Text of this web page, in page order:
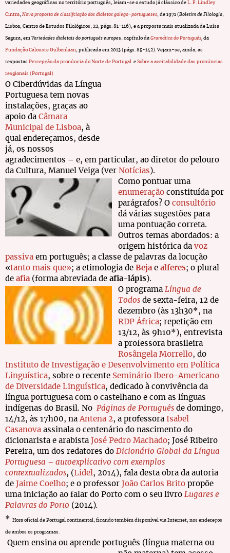
variedades geográficas no território português, leiam-se o estudo já clássico de L. F. Lindley
Cintra, Nova proposta de classifciação dos dialetos galego-portugueses, de 1971 ( Boletim de Filologia,
Lisboa, Centro de Estudos Filológicos, 22, págs. 81-116), e a proposta mais atualizada de Luísa
Segura, em Variedades dialetais do português europeu, capítulo da Gramática do Português, da
Fundação Calouste Gulbenkian, publicada em 2013 (págs. 85-142). Vejam-se, ainda, as
respostas Percepção da pronúncia do Norte de Portugal e Sobre a aceitabilidade das pronúncias
resgionais (Portugal)
O Ciberdúvidas da Língua
Portuguesa tem novas
instalações, graças ao
apoio da Câmara
Municipal de Lisboa, à
qual endereçamos, desde
já, os nossos
agradecimentos – e, em particular, ao diretor do pelouro
da Cultura, Manuel Veiga (ver Notícias ).
Como pontuar uma
enumeração constituída por
parágrafos? O consultório
dá várias sugestões para
uma pontuação correta.
Outros temas abordados: a
origem histórica da voz
passiva em português; a classe de palavras da locução
«tanto mais que»; a etimologia de Bejae alferes; o plural
de afia(forma abreviada de afia-lápis).
O programa Língua de
Todos de sexta-feira, 12 de
dezembro (às 13h30*, na
RDP África; repetição em
13/12, às 9h10*), entrevista
a professora brasileira
Rosângela Morrello, do
Instituto de Investigação e Desenvolvimento em Política
Linguística, sobre o recente Seminário Ibero-Americano
de Diversidade Linguística, dedicado à convivência da
língua portuguesa com o castelhano e com as línguas
indígenas do Brasil. No Páginas de Português de domingo,
14/12, às 17h00, naAntena 2, a professora Isabel
Casanova assinala o centenário do nascimento do
dicionarista e arabista José Pedro Machado; José Ribeiro
Pereira, um dos redatores do Dicionário Global da Língua
Portuguesa – autoexplicativo com exemplos
contextualizados, (Lidel, 2014), fala desta obra da autoria
de Jaime Coelho; e o professor João Carlos Brito propõe
uma iniciação ao falar do Porto com o seu livro Lugares e
Palavras do Porto (2014).
* Hora oficial de Portugal continental, ficando também disponível via Internet, nos endereços
de ambos os programas.
Quem ensina ou aprende português (língua materna ou